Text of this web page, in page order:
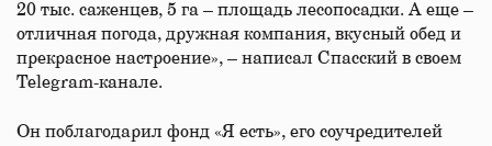
20 тыс. саженцев, 5 га – площадь лесопосадки. А еще –
отличная погода, дружная компания, вкусный обед и
прекрасное настроение», – написал Спасский в своем
Telegram-канале.
Он поблагодарил фонд «Я есть», его соучредителей